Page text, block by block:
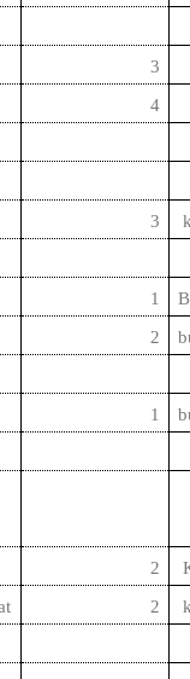
3
4
3
1
2
1
2
2